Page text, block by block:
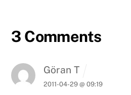
3 Comments
Göran T
2011-04-29 @ 09:19